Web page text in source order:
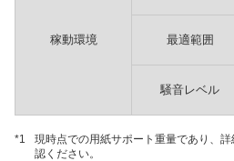
稼動環境 最適範囲
騒音レベル
*1
現時点での用紙サポート重量であり、
認ください。